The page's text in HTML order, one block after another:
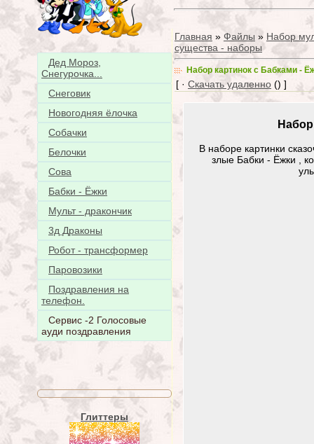
Дед Мороз,
Снегурочка...
Снеговик
Новогодняя ёлочка
Собачки
Белочки
Сова
Бабки - Ёжки
Мульт - дракончик
3д Драконы
Робот - трансформер
Паровозики
Поздравления на
телефон.
Сервис -2 Голосовые
ауди поздравления
Глиттеры
Главная » Файлы » Набор
существа - наборы
Набор картинок с Бабками -
[ · Скачать удаленно () ]
В наборе картинки
злые Бабки - Ёжки ,